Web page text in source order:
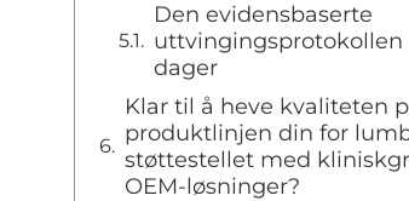
Den evidensbaserte
uttvingingsprotokollen
dager
Klar til å heve kvaliteten
produktlinjen din for
støttestellet med
OEM-løsninger?